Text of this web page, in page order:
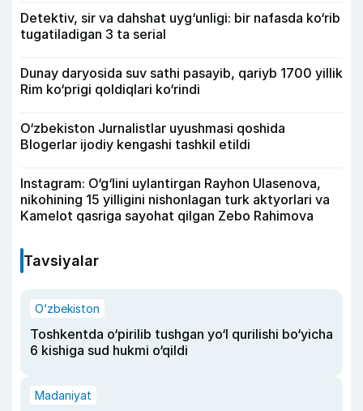
Detektiv, sir va dahshat uyg‘unligi: bir nafasda ko‘rib
tugatiladigan 3 ta serial
Dunay daryosida suv sathi pasayib, qariyb 1700 yillik
Rim ko‘prigi qoldiqlari ko‘rindi
O‘zbekiston Jurnalistlar uyushmasi qoshida
Blogerlar ijodiy kengashi tashkil etildi
Instagram: O‘g‘lini uylantirgan Rayhon Ulasenova,
nikohining 15 yilligini nishonlagan turk aktyorlari va
Kamelot qasriga sayohat qilgan Zebo Rahimova
Tavsiyalar
O‘zbekiston
Toshkentda o‘pirilib tushgan yo‘l qurilishi bo‘yicha
6 kishiga sud hukmi o‘qildi
Madaniyat